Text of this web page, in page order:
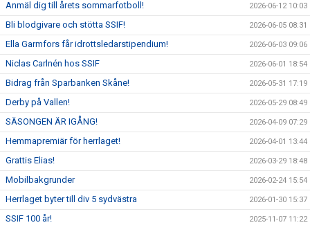
Anmäl dig till årets sommarfotboll! 2026-06-12 10:03
Bli blodgivare och stötta SSIF! 2026-06-05 08:31
Ella Garmfors får idrottsledarstipendium! 2026-06-03 09:06
Niclas Carlnén hos SSIF 2026-06-01 18:54
Bidrag från Sparbanken Skåne! 2026-05-31 17:19
Derby på Vallen! 2026-05-29 08:49
SÄSONGEN ÄR IGÅNG! 2026-04-09 07:29
Hemmapremiär för herrlaget! 2026-04-01 13:44
Grattis Elias! 2026-03-29 18:48
Mobilbakgrunder 2026-02-24 15:54
Herrlaget byter till div 5 sydvästra 2026-01-30 15:37
SSIF 100 år! 2025-11-07 11:22